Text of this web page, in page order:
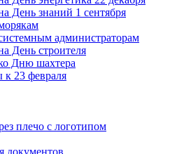
День знаний 1 сентября
администраторам
День строителя
Дню шахтера
23 февраля
плечо с логотипом
документов